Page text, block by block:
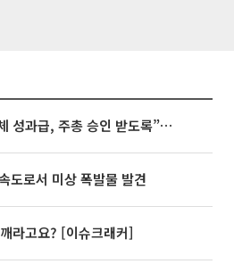
김정관 장관 “반도체 성과급, 주총 승인 받도록”…상법·자본시장법 개정 시사
도로서 미상 폭발물 발견
라고요? [이슈크래커]